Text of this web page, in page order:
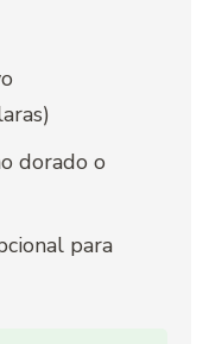
dorado o
para